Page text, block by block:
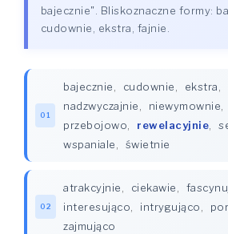
bajecznie". Bliskoznaczne formy:
cudownie, ekstra, fajnie.
01
bajecznie, cudownie, ekstra,
nadzwyczajnie, niewymownie,
przebojowo, rewelacyjnie,
wspaniale, świetnie
02
atrakcyjnie, ciekawie,
interesująco, intrygująco,
zajmująco